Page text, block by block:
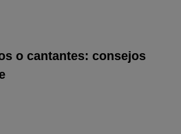
o cantantes: consejos